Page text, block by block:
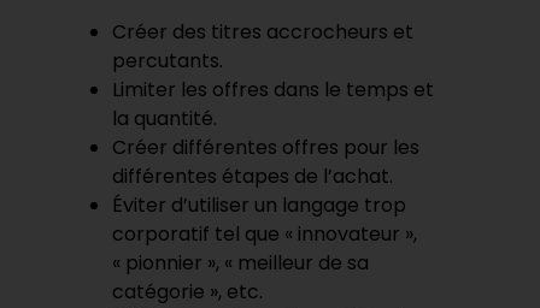
Créer des titres accrocheurs et
percutants.
Limiter les offres dans le temps et
la quantité.
Créer différentes offres pour les
différentes étapes de l’achat.
Éviter d’utiliser un langage trop
corporatif tel que « innovateur »,
« pionnier », « meilleur de sa
catégorie », etc.